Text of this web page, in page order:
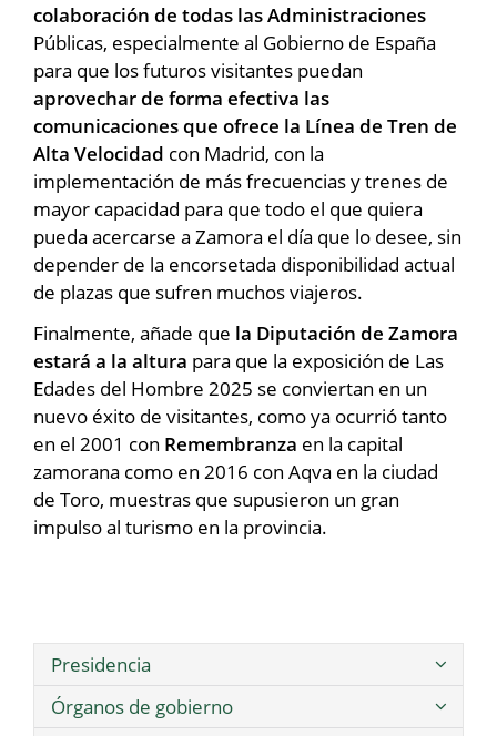
colaboración de todas las Administraciones
Públicas, especialmente al Gobierno de España
para que los futuros visitantes puedan
aprovechar de forma efectiva las
comunicaciones que ofrece la Línea de Tren de
Alta Velocidad con Madrid, con la
implementación de más frecuencias y trenes de
mayor capacidad para que todo el que quiera
pueda acercarse a Zamora el día que lo desee, sin
depender de la encorsetada disponibilidad actual
de plazas que sufren muchos viajeros.
Finalmente, añade que la Diputación de Zamora
estará a la altura para que la exposición de Las
Edades del Hombre 2025 se conviertan en un
nuevo éxito de visitantes, como ya ocurrió tanto
en el 2001 con Remembranza en la capital
zamorana como en 2016 con Aqva en la ciudad
de Toro, muestras que supusieron un gran
impulso al turismo en la provincia.
Presidencia
Órganos de gobierno